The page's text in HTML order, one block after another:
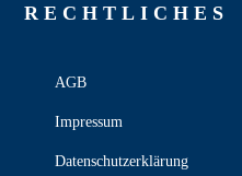
RECHT­LICHES
AGB
Impressum
Datenschutzerklärung